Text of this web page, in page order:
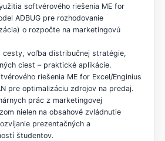
softvérového riešenia ME for
ADBUG pre rozhodovanie
o rozpočte na marketingovú
cesty, voľba distribučnej stratégie,
ciest – praktické aplikácie.
riešenia ME for Excel/Enginius
pre optimalizáciu zdrojov na predaj.
prác z marketingovej
nielen na obsahové zvládnutie
prezentačných a
študentov.